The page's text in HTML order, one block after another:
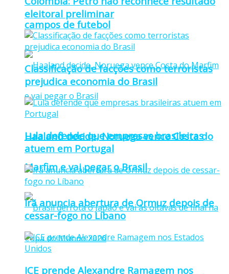
campos de futebol
Haaland decide, Noruega vence Costa do
Marfim e vai pegar o Brasil
eleitoral preliminar
Classificação de facções como terroristas
prejudica economia do Brasil
Lula defende que empresas brasileiras
atuem em Portugal
Irã anuncia abertura de Ormuz depois de
cessar-fogo no Líbano
ICE prende Alexandre Ramagem nos